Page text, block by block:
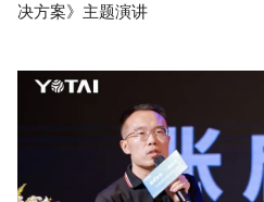
决方案》主题演讲